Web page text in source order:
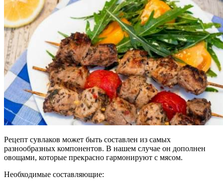
Рецепт сувлаков может быть составлен из самых
разнообразных компонентов. В нашем случае он дополнен
овощами, которые прекрасно гармонируют с мясом.
Необходимые составляющие: